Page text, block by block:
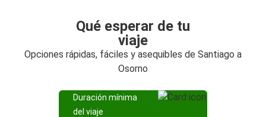
Qué esperar de tu
viaje
Opciones rápidas, fáciles y asequibles de Santiago a
Osorno
Duración mínima
del viaje